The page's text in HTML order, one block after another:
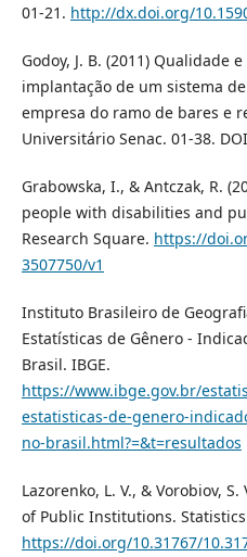
01-21. http://dx.doi.org/
Godoy, J. B. (2011) Qualidade
implantação de um sistema
empresa do ramo de bares e
Universitário Senac. 01-38.
Grabowska, I., & Antczak, R.
people with disabilities and
Research Square. https://
3507750/v1
Instituto Brasileiro de
Estatísticas de Gênero -
Brasil. IBGE.
https://www.ibge.gov.br/
estatisticas-de-genero-
no-brasil.html?=&t=resultados
Lazorenko, L. V., & Vorobiov,
of Public Institutions.
https://doi.org/10.31767/